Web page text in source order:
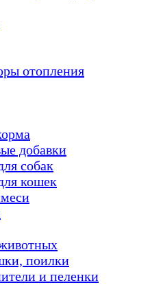
отопления
добавки
собак
кошек
поилки
и пеленки